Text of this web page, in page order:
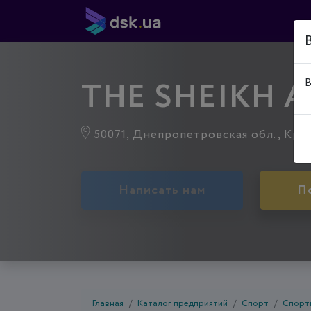
THE SHEIKH
50071, Днепропетровская обл.,
Написать нам
Главная Каталог предприятий Спорт